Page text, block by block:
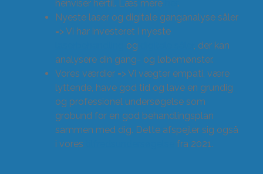
henviser hertil. Læs mere
.
Nyeste laser og digitale ganganalyse såler
=> Vi har investeret i nyeste
og
, der kan
analysere din gang- og løbemønster.
Vores værdier => Vi vægter empati, være
lyttende, have god tid og lave en grundig
og professionel undersøgelse som
grobund for en god behandlingsplan
sammen med dig. Dette afspejler sig også
i vores
fra 2021.